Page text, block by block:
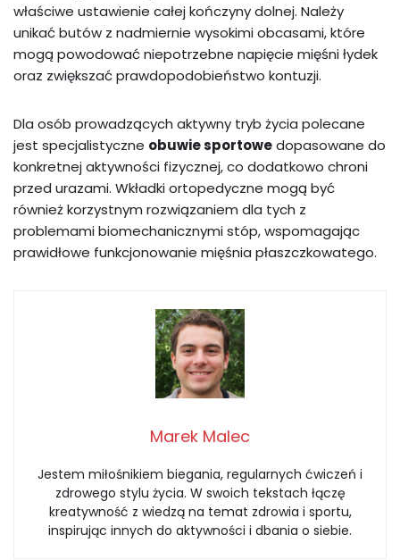
właściwe ustawienie całej kończyny dolnej. Należy
unikać butów z nadmiernie wysokimi obcasami, które
mogą powodować niepotrzebne napięcie mięśni łydek
oraz zwiększać prawdopodobieństwo kontuzji.
Dla osób prowadzących aktywny tryb życia polecane
jest specjalistyczne obuwie sportowedopasowane do
konkretnej aktywności fizycznej, co dodatkowo chroni
przed urazami. Wkładki ortopedyczne mogą być
również korzystnym rozwiązaniem dla tych z
problemami biomechanicznymi stóp, wspomagając
prawidłowe funkcjonowanie mięśnia płaszczkowatego.
Marek Malec
Jestem miłośnikiem biegania, regularnych ćwiczeń i
zdrowego stylu życia. W swoich tekstach łączę
kreatywność z wiedzą na temat zdrowia i sportu,
inspirując innych do aktywności i dbania o siebie.